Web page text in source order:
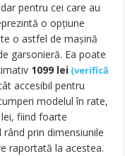
pentru cei care au
o opțiune
o astfel de mașină
garsonieră. Ea poate
1099 lei (verifică
accesibil pentru
modelul în rate,
fiind foarte
prin dimensiunile
raportată la acestea.